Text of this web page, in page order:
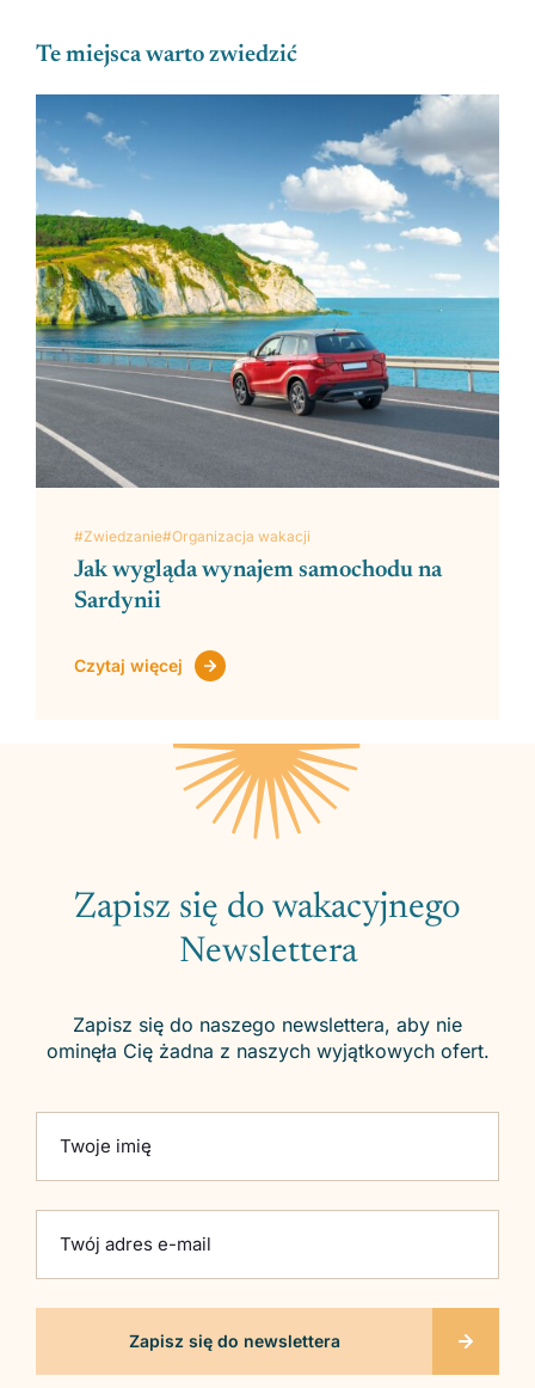
Te miejsca warto zwiedzić
#Zwiedzanie#Organizacja wakacji
Jak wygląda wynajem samochodu na
Sardynii
Czytaj więcej
Zapisz się do wakacyjnego
Newslettera
Zapisz się do naszego newslettera, aby nie
ominęła Cię żadna z naszych wyjątkowych ofert.
Twoje imię
Twój adres e-mail